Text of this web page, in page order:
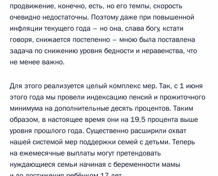
продвижение, конечно, есть, но его темпы, скорость
очевидно недостаточны. Поэтому даже при повышенной
инфляции текущего года – но она, слава богу, кстати
говоря, снижается постепенно – мною была поставлена
задача по снижению уровня бедности и неравенства, что
не менее важно.
Для этого реализуется целый комплекс мер. Так, с 1 июня
этого года мы провели индексацию пенсий и прожиточного
минимума на дополнительные десять процентов. Таким
образом, в настоящее время они на 19,5 процента выше
уровня прошлого года. Существенно расширили охват
нашей системой мер поддержки семей с детьми. Теперь
на ежемесячные выплаты могут претендовать
нуждающиеся семьи начиная с беременности мамы